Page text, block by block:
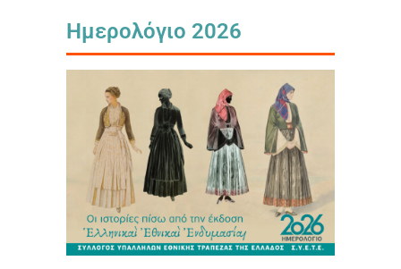
Ημερολόγιο 2026